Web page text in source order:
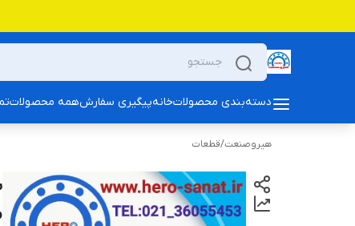
دسته‌بندی محصولاتخانهپیگیری سفارشهمه محصولات
هیروصنعت/قطعات